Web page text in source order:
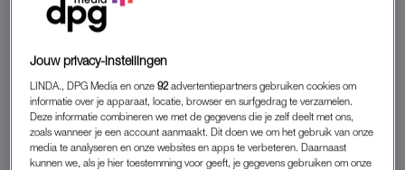
FRAGMENT GEMIST
DIT ZIJN DE FINALISTEN VAN 'WIE IS DE
MOL?': 'HET WAS MIJ EEN WAAR GENOEGEN'
FRAGMENT GEMIST LEKKER LOEREN
Jouw privacy-instellingen
LINDA., DPG Media en onze92 advertentiepartners gebruiken cookies om
informatie over je apparaat, locatie, browser en surfgedrag te verzamelen.
Deze informatie combineren we met de gegevens die je zelf deelt met ons,
zoals wanneer je een account aanmaakt. Dit doen we om het gebruik van onze
media te analyseren en onze websites en apps te verbeteren. Daarnaast
kunnen we, als je hier toestemming voor geeft, je gegevens gebruiken om onze